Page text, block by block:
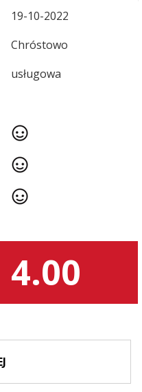
19-10-2022
Chróstowo
usługowa
4.00